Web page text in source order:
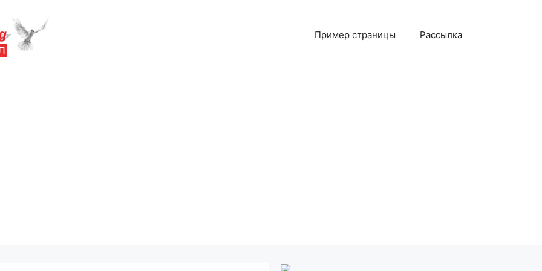
Пример страницы Рассылка